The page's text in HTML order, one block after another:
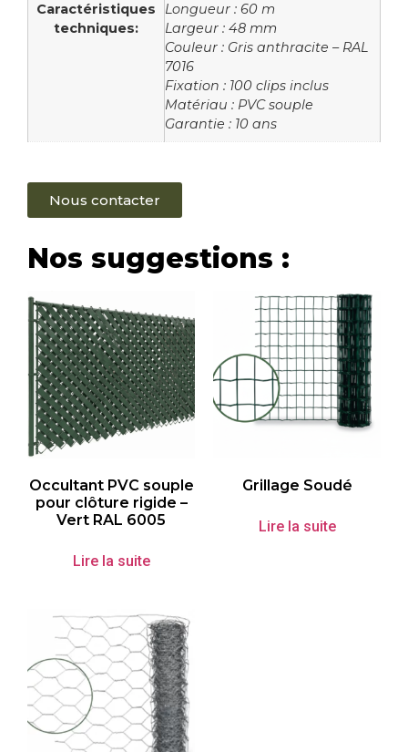
Caractéristiques
techniques:
Longueur : 60 m
Largeur : 48 mm
Couleur : Gris anthracite – RAL
7016
Fixation : 100 clips inclus
Matériau : PVC souple
Garantie : 10 ans
Nous contacter
Nos suggestions :
Occultant PVC souple
pour clôture rigide –
Vert RAL 6005
Lire la suite
Grillage Soudé
Lire la suite